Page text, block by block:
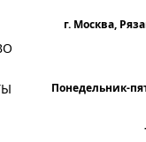
г. Москва,
Понедельник-